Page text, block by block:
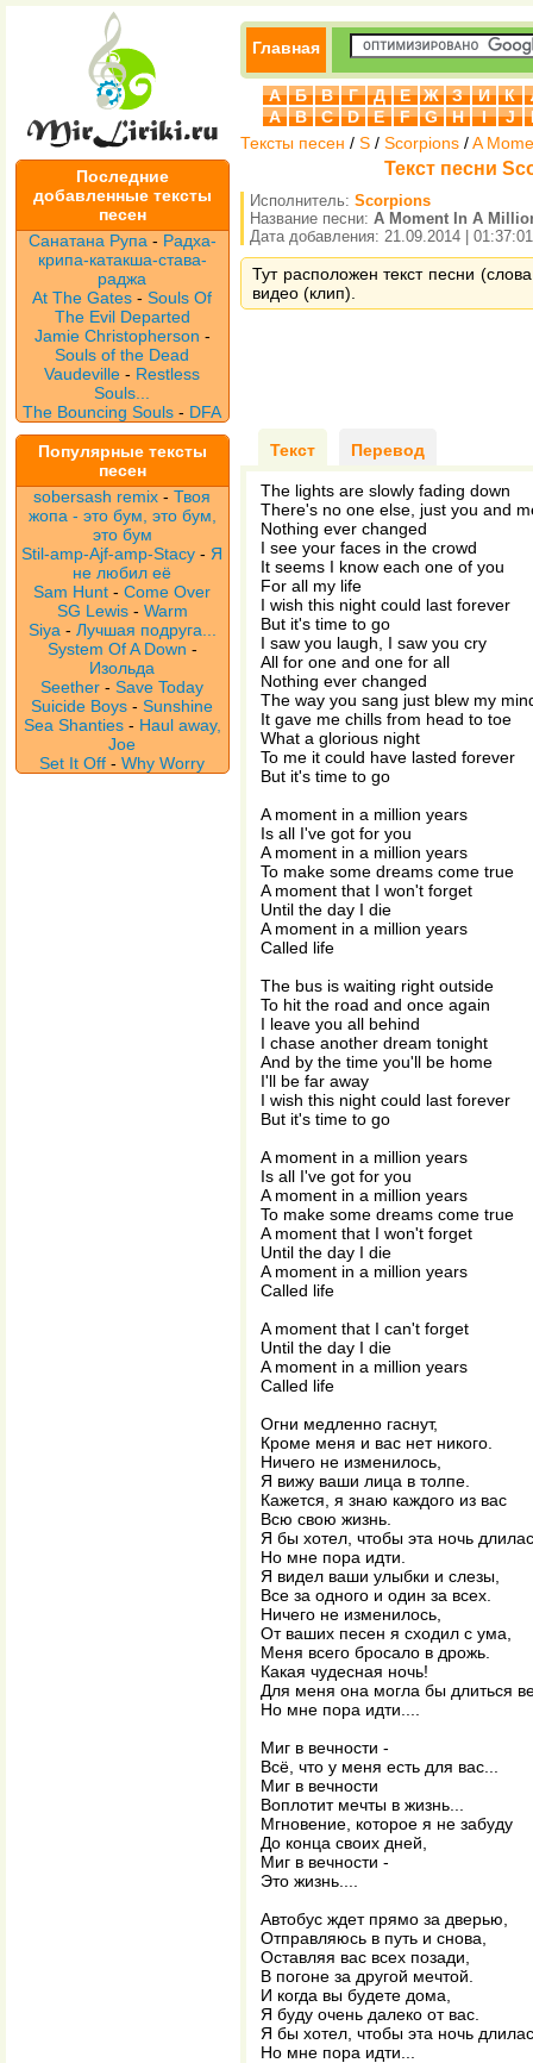
Последние
добавленные тексты
песен
Санатана Рупа - Радха-
крипа-катакша-става-
раджа
At The Gates -Souls Of
The Evil Departed
Jamie Christopherson -
Souls of the Dead
Vaudeville- Restless
Souls...
The Bouncing Souls - DFA
Популярные тексты
песен
sobersash remix -Твоя
жопа - это бум, это бум,
это бум
Stil-amp-Ajf-amp-Stacy - Я
не любил её
Sam Hunt -Come Over
SG Lewis - Warm
Siya - Лучшая подруга...
System Of A Down -
Изольда
Seether -Save Today
Suicide Boys -Sunshine
Sea Shanties - Haul away,
Joe
Set It Off -Why Worry
Главная
А Б В Г Д Е Ж З И К
A
B C D E F G H I J
Тексты песен / S / Scorpions /A
Текст песни
Исполнитель: Scorpions
Название песни: A Moment In A
Дата добавления: 21.09.2014 | 01:37:01
Тут расположен текст песни
видео (клип).
Текст Перевод
The lights are slowly fading down
There's no one else, just you and
Nothing ever changed
I see your faces in the crowd
It seems I know each one of you
For all my life
I wish this night could last forever
But it's time to go
I saw you laugh, I saw you cry
All for one and one for all
Nothing ever changed
The way you sang just blew my
It gave me chills from head to toe
What a glorious night
To me it could have lasted forever
But it's time to go
A moment in a million years
Is all I've got for you
A moment in a million years
To make some dreams come true
A moment that I won't forget
Until the day I die
A moment in a million years
Called life
The bus is waiting right outside
To hit the road and once again
I leave you all behind
I chase another dream tonight
And by the time you'll be home
I'll be far away
I wish this night could last forever
But it's time to go
A moment in a million years
Is all I've got for you
A moment in a million years
To make some dreams come true
A moment that I won't forget
Until the day I die
A moment in a million years
Called life
A moment that I can't forget
Until the day I die
A moment in a million years
Called life
Огни медленно гаснут,
Кроме меня и вас нет никого.
Ничего не изменилось,
Я вижу ваши лица в толпе.
Кажется, я знаю каждого из вас
Всю свою жизнь.
Я бы хотел, чтобы эта ночь
Но мне пора идти.
Я видел ваши улыбки и слезы,
Все за одного и один за всех.
Ничего не изменилось,
От ваших песен я сходил с ума,
Меня всего бросало в дрожь.
Какая чудесная ночь!
Для меня она могла бы длиться
Но мне пора идти....
Миг в вечности -
Всё, что у меня есть для вас...
Миг в вечности
Воплотит мечты в жизнь...
Мгновение, которое я не забуду
До конца своих дней,
Миг в вечности -
Это жизнь....
Автобус ждет прямо за дверью,
Отправляюсь в путь и снова,
Оставляя вас всех позади,
В погоне за другой мечтой.
И когда вы будете дома,
Я буду очень далеко от вас.
Я бы хотел, чтобы эта ночь
Но мне пора идти...